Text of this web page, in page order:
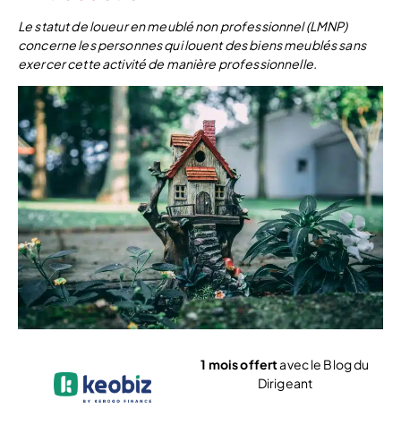
Le statut de loueur en meublé non professionnel (LMNP)
concerne les personnes qui louent des biens meublés sans
exercer cette activité de manière professionnelle.
1 mois offertavec le Blog du
Dirigeant